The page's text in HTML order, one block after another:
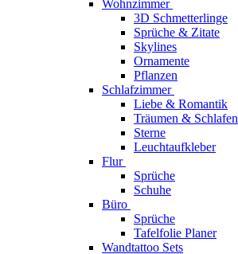
Wohnzimmer
3D Schmetterlinge
Sprüche & Zitate
Skylines
Ornamente
Pflanzen
Schlafzimmer
Liebe & Romantik
Träumen & Schlafen
Sterne
Leuchtaufkleber
Flur
Sprüche
Schuhe
Büro
Sprüche
Tafelfolie Planer
Wandtattoo Sets